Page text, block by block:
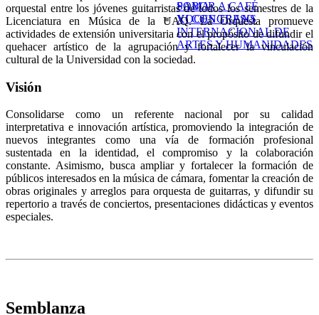
SABOR A CAFÉ
XI CONGRESO
INTERNACIONAL DE
ARTES Y HUMANIDADES
POMA
VOCES TRANS
orquestal entre los jóvenes guitarristas de todos los semestres de la
Licenciatura en Música de la UAQ. La Orquesta promueve
actividades de extensión universitaria con el propósito de difundir el
quehacer artístico de la agrupación y fortalecer la vinculación
cultural de la Universidad con la sociedad.
Visión
Consolidarse como un referente nacional por su calidad
interpretativa e innovación artística, promoviendo la integración de
nuevos integrantes como una vía de formación profesional
sustentada en la identidad, el compromiso y la colaboración
constante. Asimismo, busca ampliar y fortalecer la formación de
públicos interesados en la música de cámara, fomentar la creación de
obras originales y arreglos para orquesta de guitarras, y difundir su
repertorio a través de conciertos, presentaciones didácticas y eventos
especiales.
Semblanza